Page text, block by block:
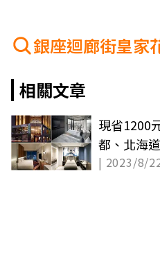
銀座迴廊街皇家
相關文章
現省1200
都、北海
族快搶
| 2023/8/